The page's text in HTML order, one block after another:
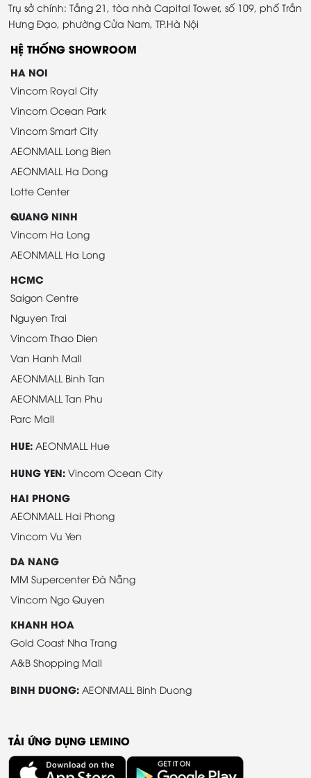
Trụ sở chính: Tầng 21, tòa nhà Capital Tower, số 109, phố Trần
Hưng Đạo, phường Cửa Nam, TP.Hà Nội
HỆ THỐNG SHOWROOM
HA NOI
Vincom Royal City
Vincom Ocean Park
Vincom Smart City
AEONMALL Long Bien
AEONMALL Ha Dong
Lotte Center
QUANG NINH
Vincom Ha Long
AEONMALL Ha Long
HCMC
Saigon Centre
Nguyen Trai
Vincom Thao Dien
Van Hanh Mall
AEONMALL Binh Tan
AEONMALL Tan Phu
Parc Mall
HUE: AEONMALL Hue
HUNG YEN: Vincom Ocean City
HAI PHONG
AEONMALL Hai Phong
Vincom Vu Yen
DA NANG
MM Supercenter Đà Nẵng
Vincom Ngo Quyen
KHANH HOA
Gold Coast Nha Trang
A&B Shopping Mall
BINH DUONG: AEONMALL Binh Duong
TẢI ỨNG DỤNG LEMINO